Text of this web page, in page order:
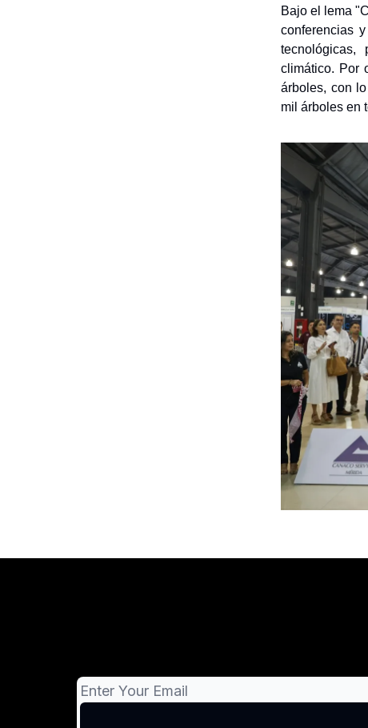
Bajo el lema
conferencias
tecnológicas,
climático. Por
árboles, con
mil árboles en